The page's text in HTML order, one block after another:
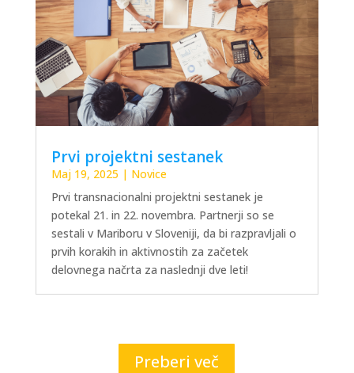
Prvi projektni sestanek
Maj 19, 2025 | Novice
Prvi transnacionalni projektni sestanek je
potekal 21. in 22. novembra. Partnerji so se
sestali v Mariboru v Sloveniji, da bi razpravljali o
prvih korakih in aktivnostih za začetek
delovnega načrta za naslednji dve leti!
Preberi več